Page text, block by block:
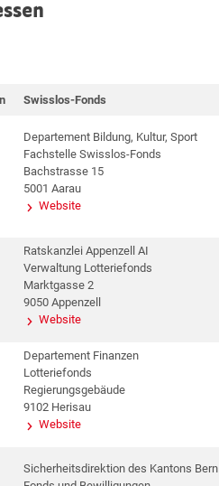
Swisslos-Fonds
Departement Bildung, Kultur, Sport
Fachstelle Swisslos-Fonds
Bachstrasse 15
5001 Aarau
Website
Ratskanzlei Appenzell AI
Verwaltung Lotteriefonds
Marktgasse 2
9050 Appenzell
Website
Departement Finanzen
Lotteriefonds
Regierungsgebäude
9102 Herisau
Website
Sicherheitsdirektion des Kantons Bern